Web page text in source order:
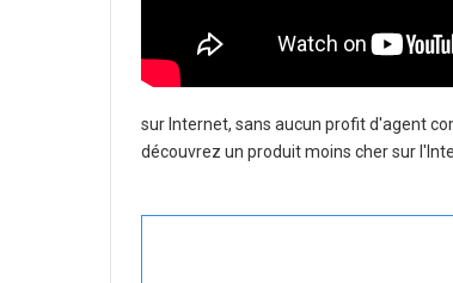
sur Internet, sans aucun profit d'agent
découvrez un produit moins cher sur